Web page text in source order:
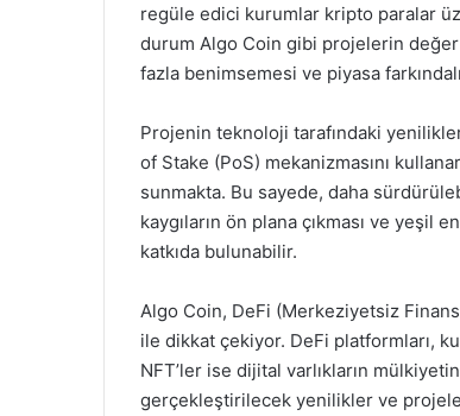
regüle edici kurumlar kripto paralar
durum Algo Coin gibi projelerin değer
fazla benimsemesi ve piyasa
Projenin teknoloji tarafındaki
of Stake (PoS) mekanizmasını
sunmakta. Bu sayede, daha
kaygıların ön plana çıkması ve yeşil
katkıda bulunabilir.
Algo Coin, DeFi (Merkeziyetsiz
ile dikkat çekiyor. DeFi platformları,
NFT’ler ise dijital varlıkların
gerçekleştirilecek yenilikler ve